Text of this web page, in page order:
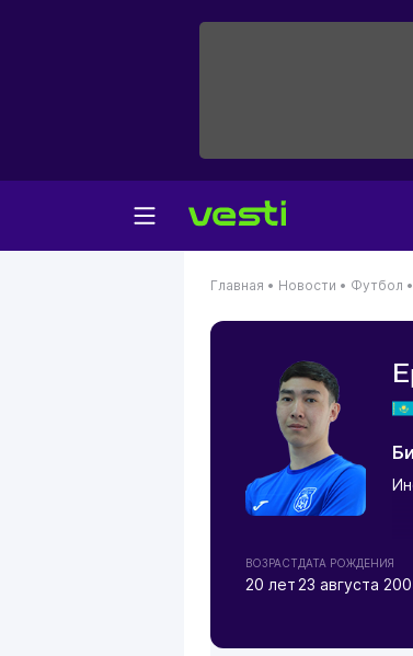
Главная • Новости • Футбол •
ВОЗРАСТ
20 лет
ДАТА РОЖДЕНИЯ
23 августа